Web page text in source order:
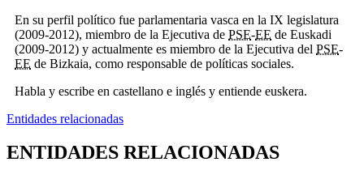
En su perfil político fue parlamentaria vasca en la IX legislatura
(2009-2012), miembro de la Ejecutiva de PSE-EE de Euskadi
(2009-2012) y actualmente es miembro de la Ejecutiva del PSE-
EE de Bizkaia, como responsable de políticas sociales.
Habla y escribe en castellano e inglés y entiende euskera.
Entidades relacionadas
ENTIDADES RELACIONADAS